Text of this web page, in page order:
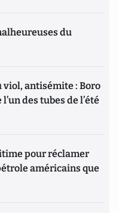
du
antisémite : Boro
des tubes de l’été
pour réclamer
américains que